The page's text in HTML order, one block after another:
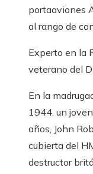
portaaviones
al rango de
Experto en la
veterano del
En la
1944, un
años, John
cubierta del
destructor